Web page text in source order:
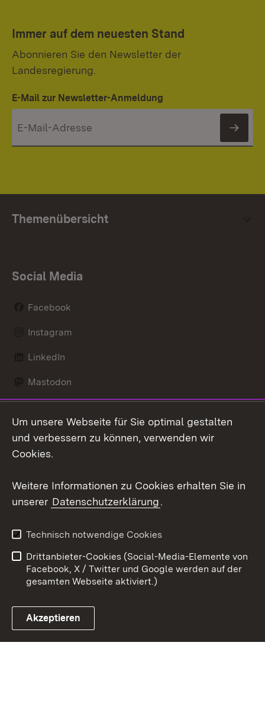
Immer auf dem neuesten Stand
Abonnieren Sie den Newsletter der
Landesregierung.
E-Mail zur Newsletter-Anmeldung
Themenübersicht
Social Media
Facebook
Instagram
LinkedIn
Mastodon
X / Twitter
Youtube
Link zum Landesportal
Kontakt
Datenschutz
Barrierefreiheit
Impressum Cookies
Um unsere Webseite für Sie optimal gestalten
und verbessern zu können, verwenden wir
Cookies.
Weitere Informationen zu Cookies erhalten Sie in
unserer Datenschutzerklärung.
Technisch notwendige Cookies
Drittanbieter-Cookies (Social-Media-Elemente von
Facebook, X / Twitter und Google werden auf der
gesamten Webseite aktiviert.)
Akzeptieren